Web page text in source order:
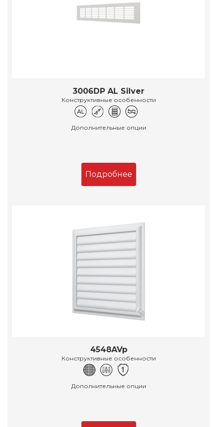
3006DP AL Silver
Конструктивные особенности
Дополнительные опции
Подробнее
4548AVp
Конструктивные особенности
Дополнительные опции